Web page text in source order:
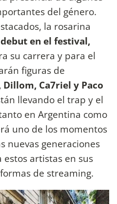
del género.
la rosarina
en el festival,
su carrera y para el
figuras de
Dillom, Ca7riel y Paco
llevando el trap y el
en Argentina como
uno de los momentos
nuevas generaciones
estos artistas en sus
de streaming.